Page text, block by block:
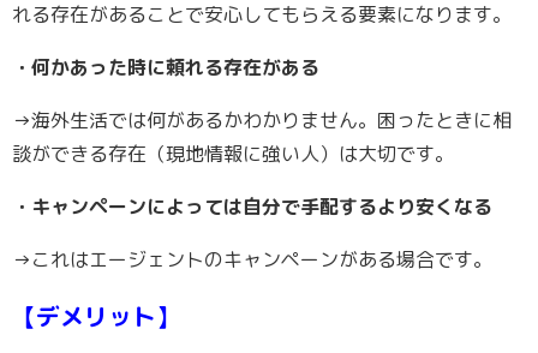
れる存在があることで安心してもらえる要素になります。
・何かあった時に頼れる存在がある
→海外生活では何があるかわかりません。困ったときに相
談ができる存在（現地情報に強い人）は大切です。
・キャンペーンによっては自分で手配するより安くなる
→これはエージェントのキャンペーンがある場合です。
【デメリット】